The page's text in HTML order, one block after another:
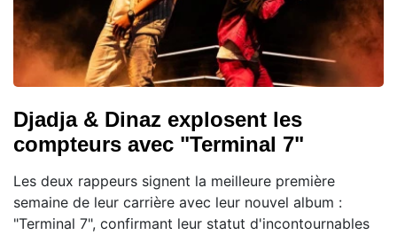
Djadja & Dinaz explosent les
compteurs avec "Terminal 7"
Les deux rappeurs signent la meilleure première
semaine de leur carrière avec leur nouvel album :
"Terminal 7", confirmant leur statut d'incontournables